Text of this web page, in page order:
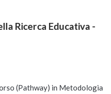
Ricerca Educativa -
(Pathway) in Metodologia